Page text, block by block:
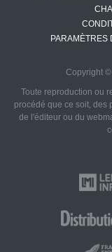
PARAMÈTRES
Copyright
Toute reproduction ou
procédé que ce soit, des
de l'éditeur ou du